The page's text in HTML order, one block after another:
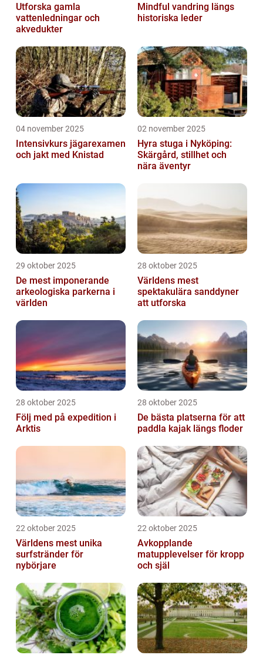
Utforska gamla
vattenledningar och
akvedukter
Mindful vandring längs
historiska leder
04 november 2025
Intensivkurs jägarexamen
och jakt med Knistad
02 november 2025
Hyra stuga i Nyköping:
Skärgård, stillhet och
nära äventyr
29 oktober 2025
De mest imponerande
arkeologiska parkerna i
världen
28 oktober 2025
Världens mest
spektakulära sanddyner
att utforska
28 oktober 2025
Följ med på expedition i
Arktis
28 oktober 2025
De bästa platserna för att
paddla kajak längs floder
22 oktober 2025
Världens mest unika
surfstränder för
nybörjare
22 oktober 2025
Avkopplande
matupplevelser för kropp
och själ